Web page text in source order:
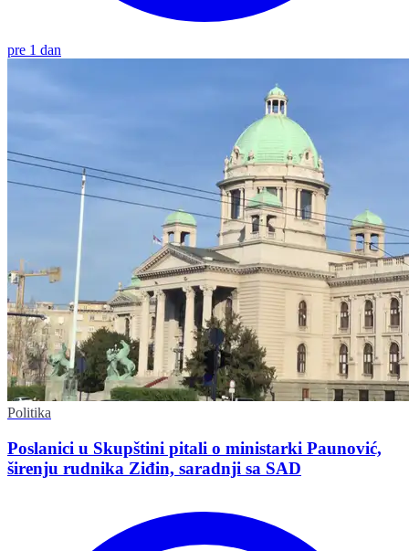
pre 1 dan
Politika
Poslanici u Skupštini pitali o ministarki Paunović,
širenju rudnika Ziđin, saradnji sa SAD